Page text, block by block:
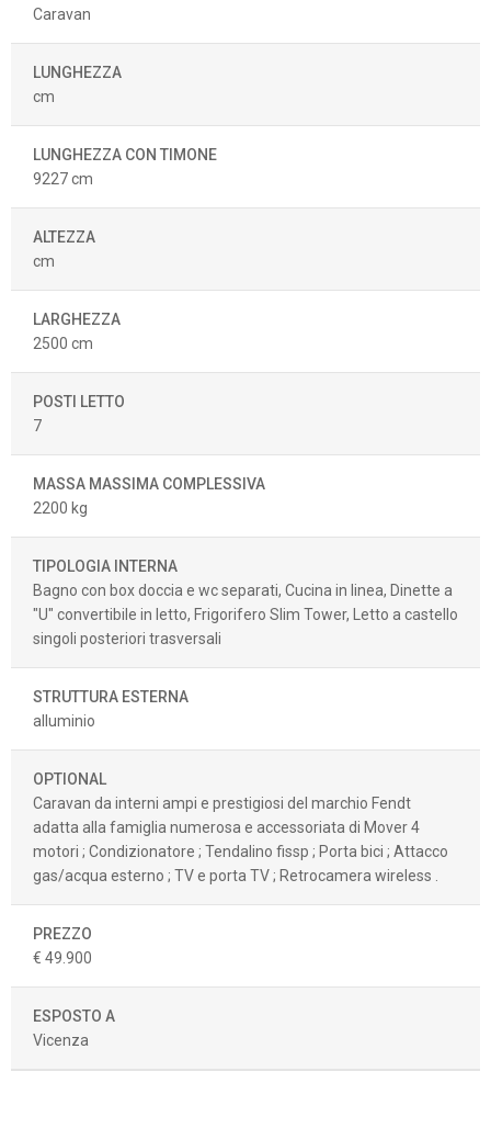
Caravan
LUNGHEZZA
cm
LUNGHEZZA CON TIMONE
9227 cm
ALTEZZA
cm
LARGHEZZA
2500 cm
POSTI LETTO
7
MASSA MASSIMA COMPLESSIVA
2200 kg
TIPOLOGIA INTERNA
Bagno con box doccia e wc separati, Cucina in linea, Dinette a
"U" convertibile in letto, Frigorifero Slim Tower, Letto a castello
singoli posteriori trasversali
STRUTTURA ESTERNA
alluminio
OPTIONAL
Caravan da interni ampi e prestigiosi del marchio Fendt
adatta alla famiglia numerosa e accessoriata di Mover 4
motori ; Condizionatore ; Tendalino fissp ; Porta bici ; Attacco
gas/acqua esterno ; TV e porta TV ; Retrocamera wireless .
PREZZO
€ 49.900
ESPOSTO A
Vicenza